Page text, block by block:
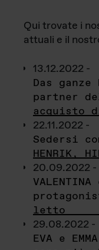
Qui trovate i
attuali e il
13.12.2022 -
Das
partner
acquisto
22.11.2022 -
Sedersi
HENRIK,
20.09.2022 -
letto
29.08.2022 -
EVA e